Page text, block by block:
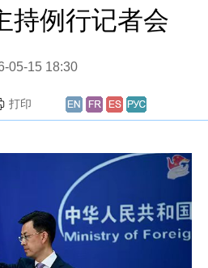
持例行记者会
05-15 18:30
打印